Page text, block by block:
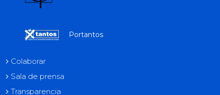
Portantos
Colaborar
Sala de prensa
Transparencia